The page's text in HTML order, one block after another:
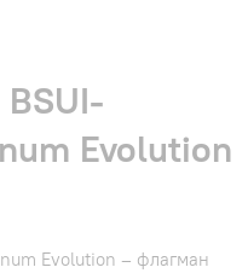
Evolution
Evolution – флагман